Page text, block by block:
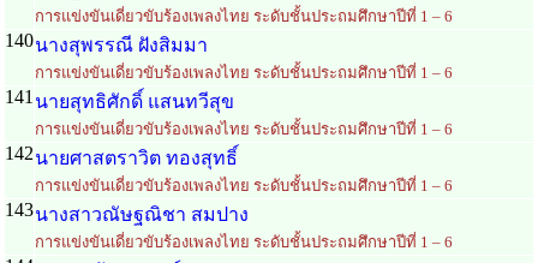
การแข่งขันเดี่ยวขับร้องเพลงไทย ระดับชั้นประถมศึกษาปีที่ 1 – 6
140นางสุพรรณี ฝังสิมมา
การแข่งขันเดี่ยวขับร้องเพลงไทย ระดับชั้นประถมศึกษาปีที่ 1 – 6
141 นายสุทธิศักดิ์ แสนทวีสุข
การแข่งขันเดี่ยวขับร้องเพลงไทย ระดับชั้นประถมศึกษาปีที่ 1 – 6
142นายศาสตราวิต ทองสุทธิ์
การแข่งขันเดี่ยวขับร้องเพลงไทย ระดับชั้นประถมศึกษาปีที่ 1 – 6
143นางสาวณัษฐณิชา สมปาง
การแข่งขันเดี่ยวขับร้องเพลงไทย ระดับชั้นประถมศึกษาปีที่ 1 – 6